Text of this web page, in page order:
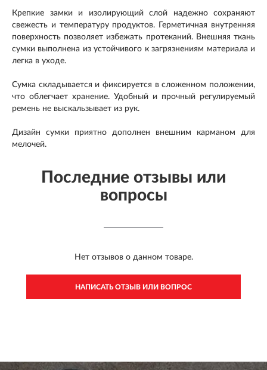
Крепкие замки и изолирующий слой надежно сохраняют
свежесть и температуру продуктов. Герметичная внутренняя
поверхность позволяет избежать протеканий. Внешняя ткань
сумки выполнена из устойчивого к загрязнениям материала и
легка в уходе.
Сумка складывается и фиксируется в сложенном положении,
что облегчает хранение. Удобный и прочный регулируемый
ремень не выскальзывает из рук.
Дизайн сумки приятно дополнен внешним карманом для
мелочей.
Последние отзывы или
вопросы
Нет отзывов о данном товаре.
НАПИСАТЬ ОТЗЫВ ИЛИ ВОПРОС